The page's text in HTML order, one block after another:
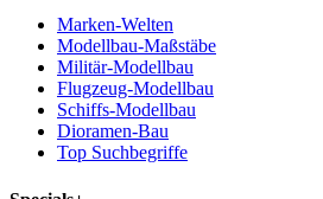
Marken-Welten
Modellbau-Maßstäbe
Militär-Modellbau
Flugzeug-Modellbau
Schiffs-Modellbau
Dioramen-Bau
Top Suchbegriffe